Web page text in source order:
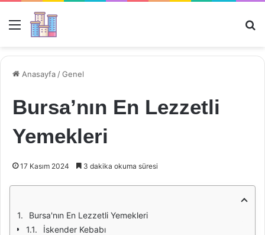
Menü
Anasayfa /Genel
Bursa’nın En Lezzetli
Yemekleri
17 Kasım 2024 3 dakika okuma süresi
Bursa'nın En Lezzetli Yemekleri
İskender Kebabı